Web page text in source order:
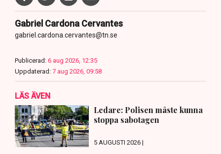
Gabriel Cardona Cervantes
gabriel.cardona.cervantes@tn.se
Publicerad: 6 aug 2026, 12:35
Uppdaterad: 7 aug 2026, 09:58
LÄS ÄVEN
Ledare: Polisen måste kunna
stoppa sabotagen
5 AUGUSTI 2026 |